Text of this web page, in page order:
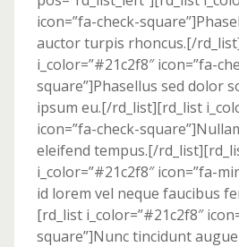
icon=”fa-check-
auctor turpis rhoncus.[/
i_color=”#21c2f8″ icon=”fa-
square”]Phasellus sed dolor
ipsum eu.[/rd_list][rd_list
icon=”fa-check-
eleifend tempus.[/
i_color=”#21c2f8″ icon=”fa-
id lorem vel neque faucibus
[rd_list i_color=”#21c2f8″
square”]Nunc tincidunt